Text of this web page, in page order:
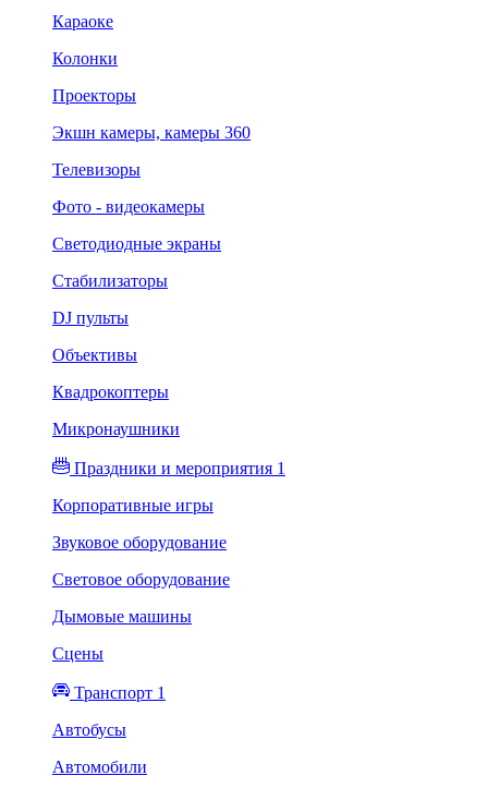
Караоке
Колонки
Проекторы
Экшн камеры, камеры 360
Телевизоры
Фото - видеокамеры
Светодиодные экраны
Стабилизаторы
DJ пульты
Объективы
Квадрокоптеры
Микронаушники
Праздники и мероприятия 1
Корпоративные игры
Звуковое оборудование
Световое оборудование
Дымовые машины
Сцены
Транспорт 1
Автобусы
Автомобили